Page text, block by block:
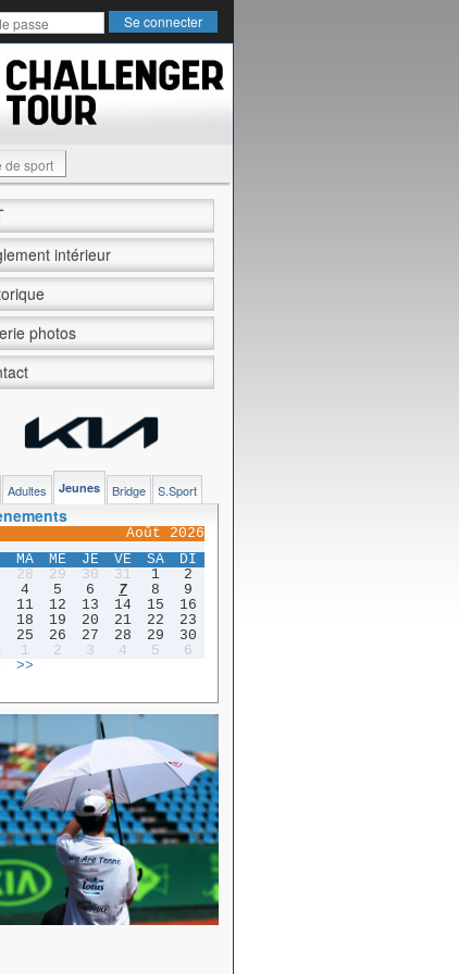
de sport
intérieur
photos
Adultes Jeunes Bridge S.Sport
Août 2026
MA ME JE VE SA
DI
28 29 30 31 1
2
4 5 6 7 8
9
11 12 13 14 15
16
18 19 20 21 22
23
25 26 27 28 29
30
1 2 3 4 5
6
>>